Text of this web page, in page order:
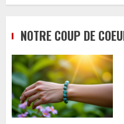
NOTRE COUP DE